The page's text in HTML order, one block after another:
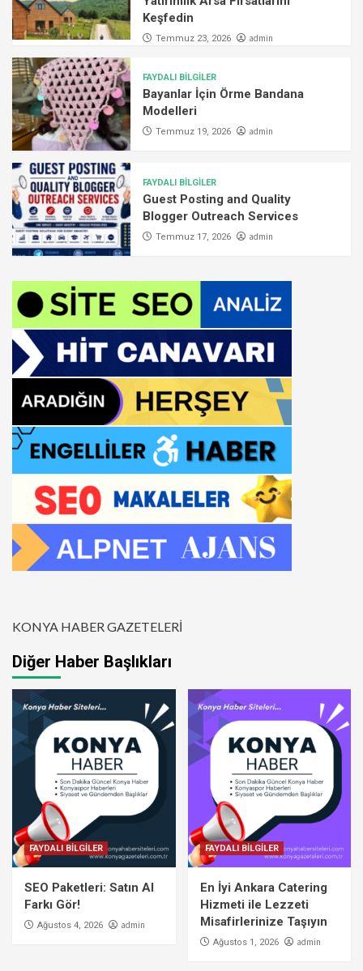
Keşfedin
Temmuz 23, 2026 admin
FAYDALI BİLGİLER
Bayanlar İçin Örme Bandana
Modelleri
Temmuz 19, 2026 admin
FAYDALI BİLGİLER
Guest Posting and Quality
Blogger Outreach Services
Temmuz 17, 2026 admin
KONYA HABER GAZETELERİ
Diğer Haber Başlıkları
FAYDALI BİLGİLER
SEO Paketleri: Satın Al
Farkı Gör!
Ağustos 4, 2026 admin
FAYDALI BİLGİLER
En İyi Ankara Catering
Hizmeti ile Lezzeti
Misafirlerinize Taşıyın
Ağustos 1, 2026 admin